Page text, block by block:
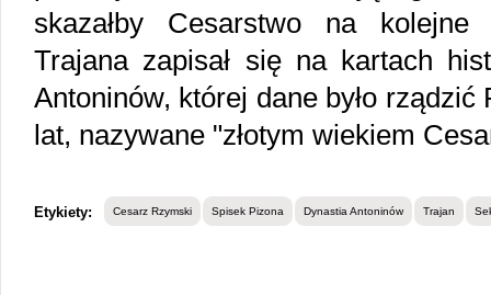
skazałby Cesarstwo na
Trajana zapisał się na kartach
Antoninów, której dane było
lat, nazywane "złotym wiekiem
Etykiety: Cesarz Rzymski Spisek Pizona Dynastia Antoninów Trajan